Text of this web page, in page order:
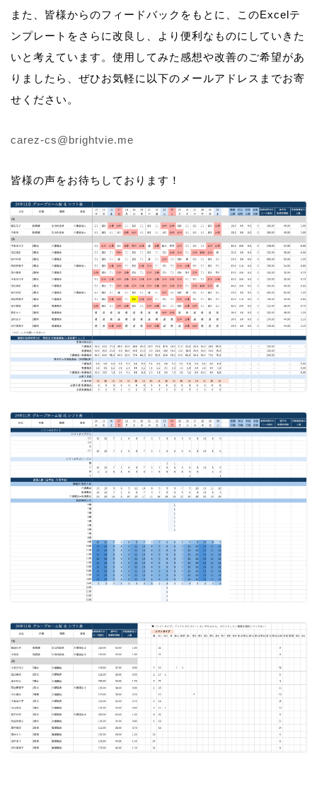
また、皆様からのフィードバックをもとに、このExcelテ
ンプレートをさらに改良し、より便利なものにしていきた
いと考えています。使用してみた感想や改善のご希望があ
りましたら、ぜひお気軽に以下のメールアドレスまでお寄
せください。
carez-cs@brightvie.me
皆様の声をお待ちしております！